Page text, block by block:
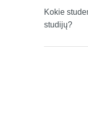
Kokie
studijų?